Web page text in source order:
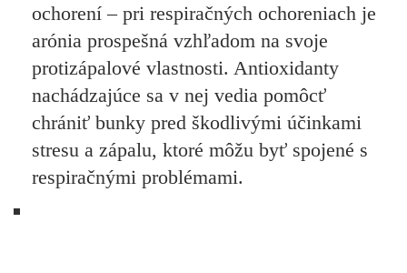
ochorení– pri respiračných ochoreniach je
arónia prospešná vzhľadom na svoje
protizápalové vlastnosti. Antioxidanty
nachádzajúce sa v nej vedia pomôcť
chrániť bunky pred škodlivými účinkami
stresu a zápalu, ktoré môžu byť spojené s
respiračnými problémami.